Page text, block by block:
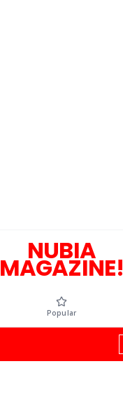
NUBIA
MAGAZINE!
Popular